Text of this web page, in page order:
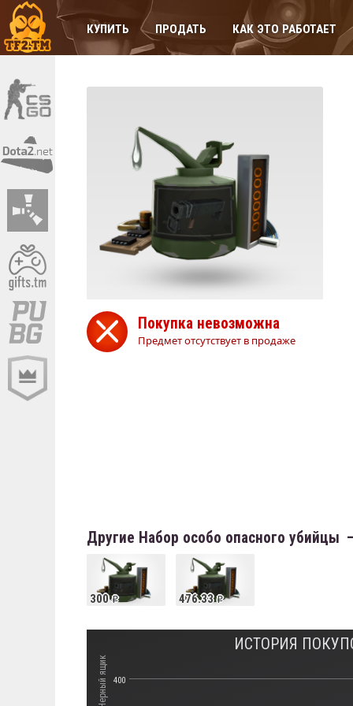
КУПИТЬ ПРОДАТЬ КАК ЭТО РАБОТАЕТ
Покупка невозможна
Предмет отсутствует в продаже
Другие Набор особо опасного
300 476.33
400